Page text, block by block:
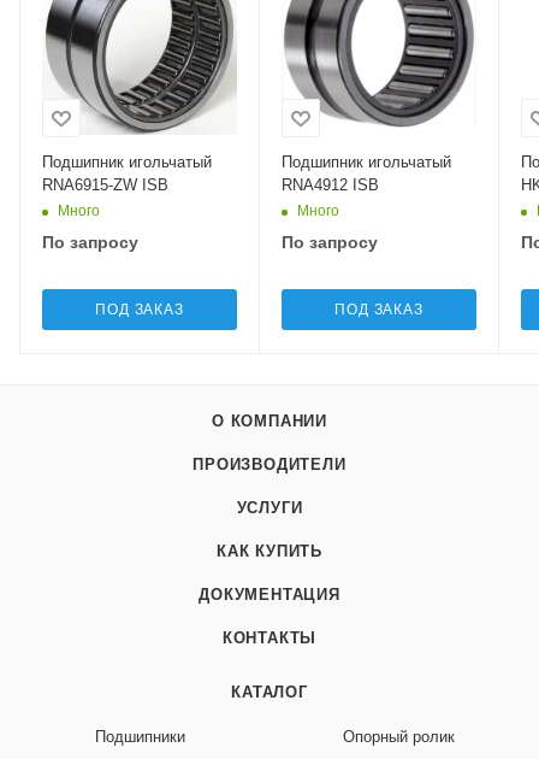
Подшипник игольчатый
RNA6915-ZW ISB
Много
По запросу
ПОД ЗАКАЗ
Подшипник игольчатый
RNA4912 ISB
Много
По запросу
ПОД ЗАКАЗ
О КОМПАНИИ
ПРОИЗВОДИТЕЛИ
УСЛУГИ
КАК КУПИТЬ
ДОКУМЕНТАЦИЯ
КОНТАКТЫ
КАТАЛОГ
Подшипники
Опорный ролик